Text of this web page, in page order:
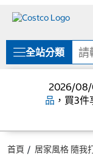
單
全站分類
2026/
品 ，買3
首頁 居家風格 隨我